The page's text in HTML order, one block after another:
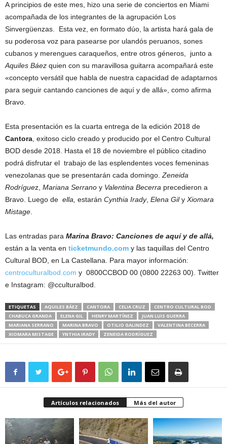
A principios de este mes, hizo una serie de conciertos en Miami
acompañada de los integrantes de la agrupación Los
Sinvergüenzas. Esta vez, en formato dúo, la artista hará gala de
su poderosa voz para pasearse por ulandós peruanos, sones
cubanos y merengues caraqueños, entre otros géneros, junto a
Aquiles Báez quien con su maravillosa guitarra acompañará este
«concepto versátil que habla de nuestra capacidad de adaptarnos
para seguir cantando canciones de aquí y de allá», como afirma
Bravo.
Esta presentación es la cuarta entrega de la edición 2018 de
Cantora , exitoso ciclo creado y producido por el Centro Cultural
BOD desde 2018. Hasta el 18 de noviembre el público citadino
podrá disfrutar el trabajo de las esplendentes voces femeninas
venezolanas que se presentarán cada domingo. Zeneida
Rodríguez, Mariana Serrano y Valentina Becerra precedieron a
Bravo. Luego de ella, estarán Cynthia Irady, Elena Gily Xiomara
Mistage
Las entradas para Marina Bravo: Canciones de aquí y de allá,
están a la venta en ticketmundo.com y las taquillas del Centro
Cultural BOD, en La Castellana. Para mayor información:
centroculturalbod.com y 0800CCBOD 00 (0800 22263 00). Twitter
e Instagram: @cculturalbod.
ETIQUETAS AQUILES BÁEZ CANTORA CELIA CRUZ
CENTRO CULTURAL BOD
CHABUCA GRANDA
ELENA GIL HENRY MARTÍNEZ
JUAN LUIS GUERRA
MARIANA SERRANO
MARINA BRAVO OTILIO GALINDEZ
VALENTINA BECERRA
XIOMARA MISTAGE
YNTHIA IRADY ZENEIDA RODRÍGUEZ
Artículos relacionados Más del autor